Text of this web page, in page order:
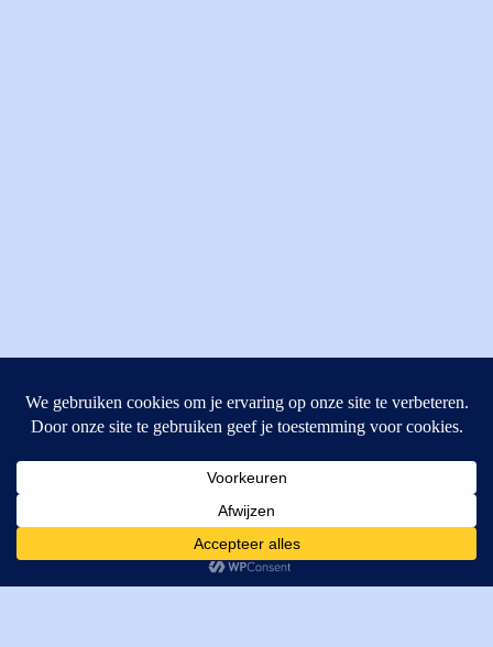
4462GE, Goes
T: +31 (0) 111-484438
M:parts@mitechniek.nl
VAT: NL862802295B01
Cookies helpen ons bij het leveren van onze diensten. Door
gebruik te maken van onze diensten, gaat u akkoord met ons
gebruik van cookies.